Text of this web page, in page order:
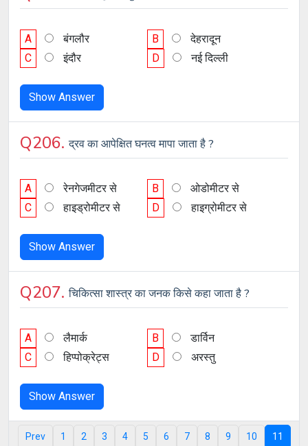
A बंगलौर B
देहरादून
C
इंदौर D नई दिल्ली
Show Answer
Q206.द्रव का आपेक्षित घनत्व मापा जाता है ?
A रेनगेजमीटर से B
ओडोमीटर से
C
हाइड्रोमीटर से D हाइग्रोमीटर से
Show Answer
Q207.चिकित्सा शास्त्र का जनक किसे कहा जाता है ?
A लैमार्क B
डार्विन
C
हिप्पोक्रेट्स D अरस्तु
Show Answer
Prev 1 2 3 4 5 6 7 8 9 10 11